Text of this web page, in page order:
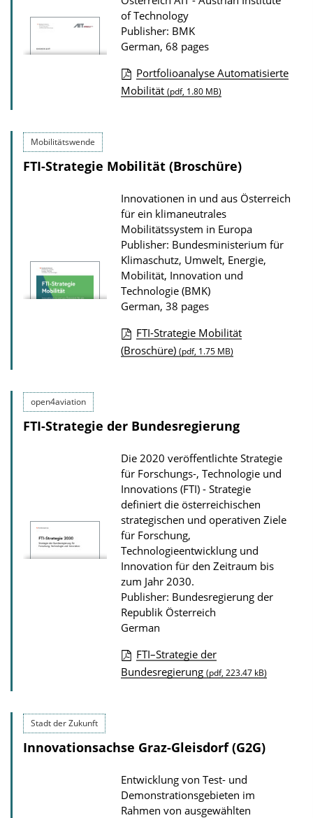
o
w
n
l
o
of Technology
Publisher: BMK
German, 68 pages
P
i
a
t
i
o
n
D
o
w
a
s
Portfolioanalyse Automatisierte
Mobilität (pdf, 1.80 MB)
Mobilitätswende
FTI-Strategie Mobilität (Broschüre)
Innovationen in und aus Österreich
für ein klimaneutrales
Mobilitätssystem in Europa
Publisher: Bundesministerium für
Klimaschutz, Umwelt, Energie,
Mobilität, Innovation und
Technologie (BMK)
German, 38 pages
P
i
a
t
i
o
n
D
o
w
n
o
a
FTI-Strategie Mobilität
(Broschüre) (pdf, 1.75 MB)
open4aviation
FTI-Strategie der Bundesregierung
Die 2020 veröffentlichte Strategie
für Forschungs-, Technologie und
Innovations (FTI) - Strategie
definiert die österreichischen
strategischen und operativen Ziele
für Forschung,
Technologieentwicklung und
Innovation für den Zeitraum bis
zum Jahr 2030.
Publisher: Bundesregierung der
Republik Österreich
German
P
i
a
t
FTI–Strategie der
Bundesregierung (pdf, 223.47 kB)
Stadt der Zukunft
Innovationsachse Graz-Gleisdorf (G2G)
Entwicklung von Test- und
Demonstrationsgebieten im
Rahmen von ausgewählten